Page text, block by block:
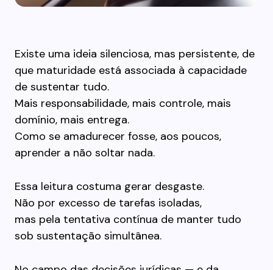
Existe uma ideia silenciosa, mas persistente, de
que maturidade está associada à capacidade
de sustentar tudo.
Mais responsabilidade, mais controle, mais
domínio, mais entrega.
Como se amadurecer fosse, aos poucos,
aprender a não soltar nada.
Essa leitura costuma gerar desgaste.
Não por excesso de tarefas isoladas,
mas pela tentativa contínua de manter tudo
sob sustentação simultânea.